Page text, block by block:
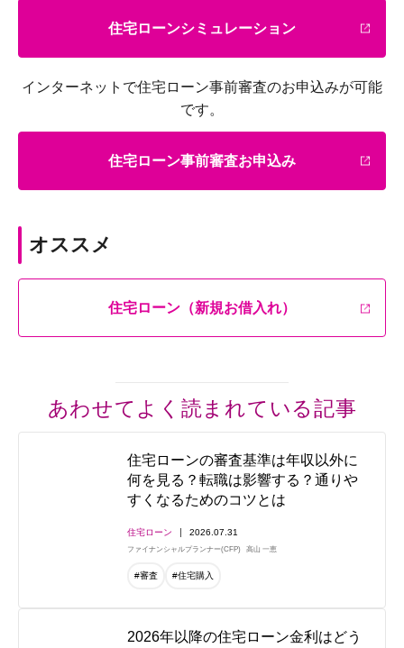
住宅ローンシミュレーション
インターネットで住宅ローン事前審査のお申込みが可能
です。
住宅ローン事前審査お申込み
オススメ
住宅ローン（新規お借入れ）
あわせてよく読まれている記事
住宅ローンの審査基準は年収以外に
何を見る？転職は影響する？通りや
すくなるためのコツとは
住宅ローン 2026.07.31
ファイナンシャルプランナー(CFP) 高山 一恵
#審査 #住宅購入
2026年以降の住宅ローン金利はどう